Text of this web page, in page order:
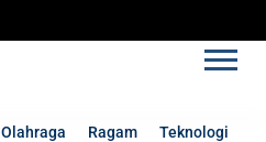
Olahraga Ragam Teknologi